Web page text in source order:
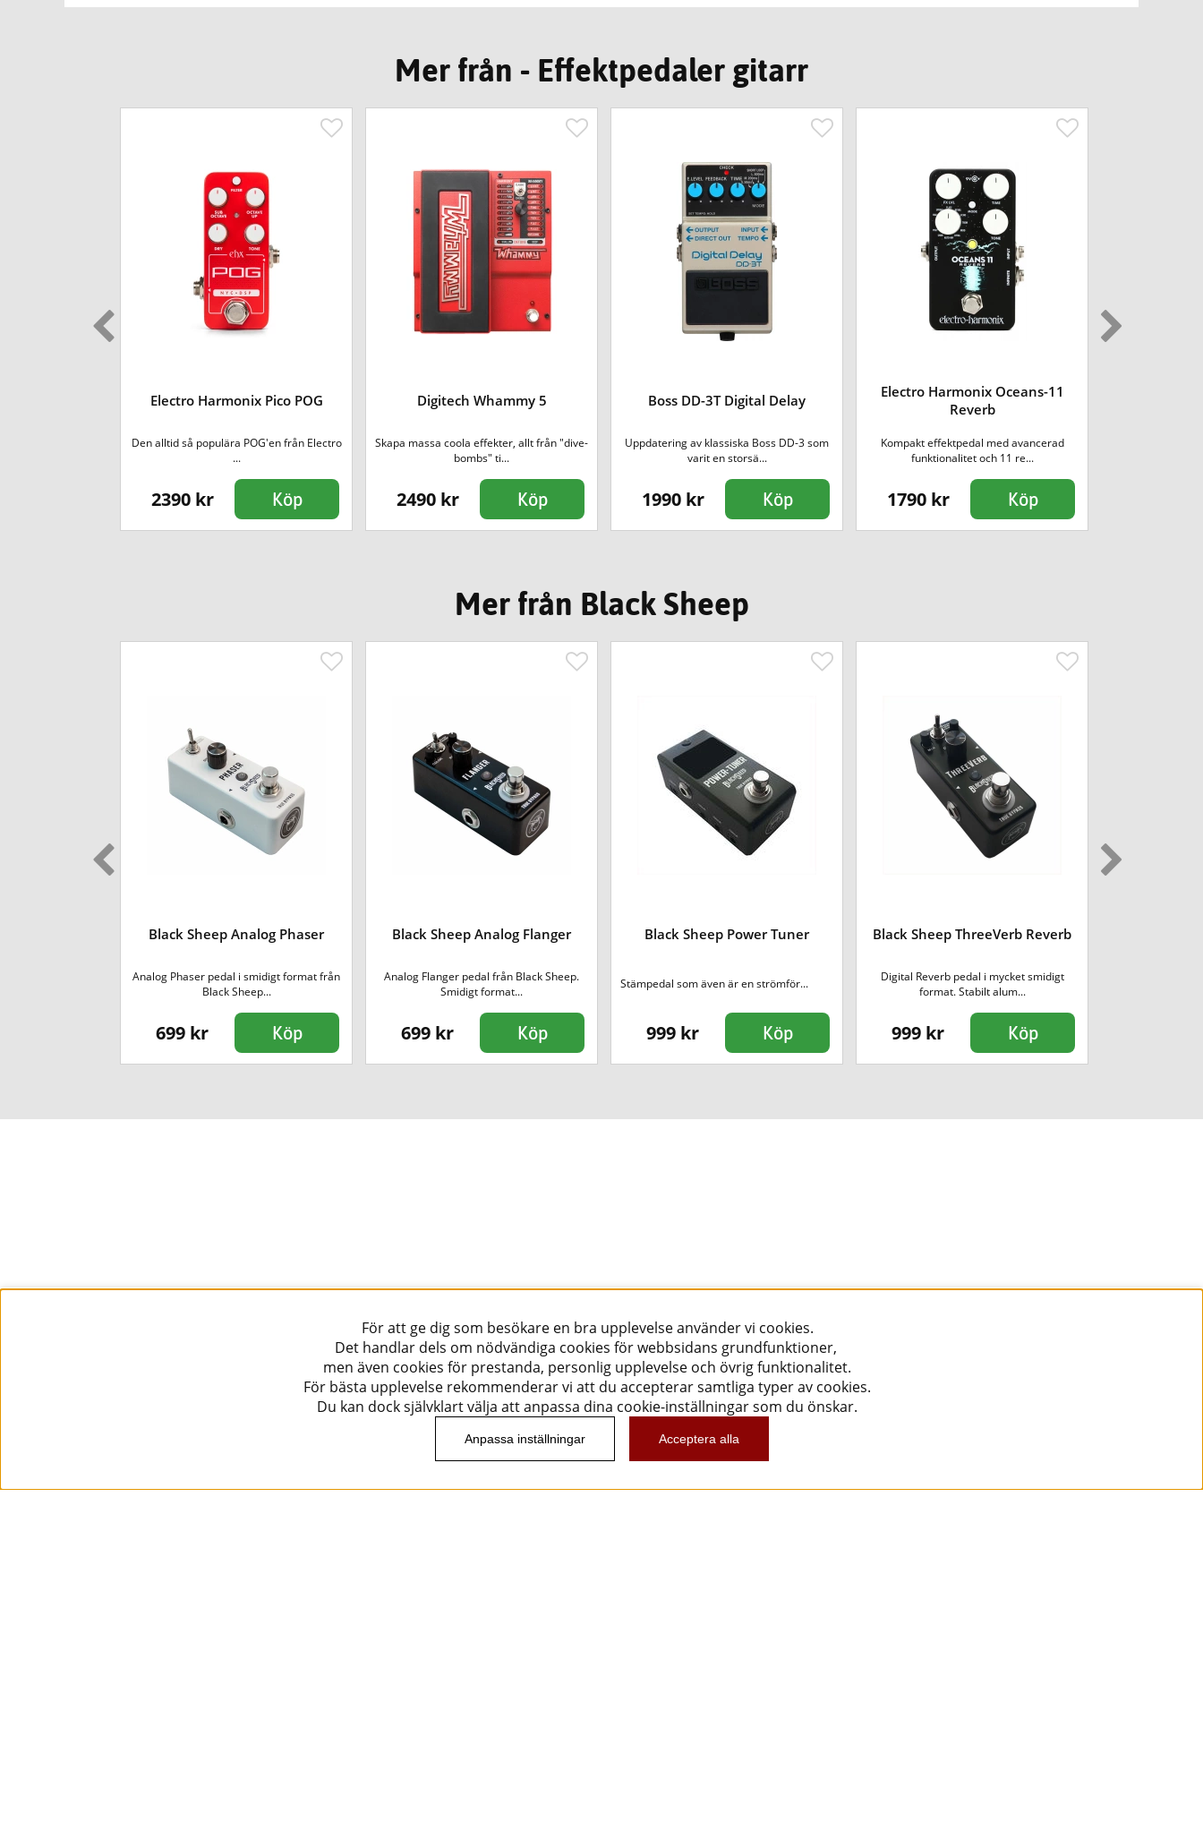
Mer från - Effektpedaler gitarr
Electro Harmonix Pico POG
Den alltid så populära POG'en från Electro
...
2390 kr Köp
Digitech Whammy 5
Skapa massa coola effekter, allt från "dive-
bombs" ti...
2490 kr Köp
Boss DD-3T Digital Delay
Uppdatering av klassiska Boss DD-3 som
varit en storsä...
1990 kr Köp
Electro Harmonix Oceans-11
Reverb
Kompakt effektpedal med avancerad
funktionalitet och 11 re...
1790 kr Köp
Mer från Black Sheep
Black Sheep Analog Phaser
Analog Phaser pedal i smidigt format från
Black Sheep...
699 kr Köp
Black Sheep Analog Flanger
Analog Flanger pedal från Black Sheep.
Smidigt format...
699 kr Köp
Black Sheep Power Tuner
Stämpedal som även är en strömför...
999 kr Köp
Black Sheep ThreeVerb Reverb
Digital Reverb pedal i mycket smidigt
format. Stabilt alum...
999 kr Köp
För att ge dig som besökare en bra upplevelse använder vi cookies.
Det handlar dels om nödvändiga cookies för webbsidans grundfunktioner,
men även cookies för prestanda, personlig upplevelse och övrig funktionalitet.
För bästa upplevelse rekommenderar vi att du accepterar samtliga typer av cookies.
Du kan dock självklart välja att anpassa dina cookie-inställningar som du önskar.
Anpassa inställningar Acceptera alla